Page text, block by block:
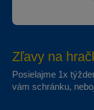
Zľavy na
Posielajme 1x
vám schránku,